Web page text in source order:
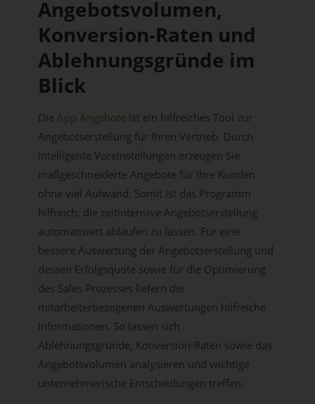
Angebotsvolumen,
Konversion-Raten und
Ablehnungsgründe im
Blick
Die App Angeboteist ein hilfreiches Tool zur
Angebotserstellung für Ihren Vertrieb. Durch
intelligente Voreinstellungen erzeugen Sie
maßgeschneiderte Angebote für Ihre Kunden
ohne viel Aufwand. Somit ist das Programm
hilfreich, die zeitintensive Angebotserstellung
automatisiert ablaufen zu lassen. Für eine
bessere Auswertung der Angebotserstellung und
dessen Erfolgsquote sowie für die Optimierung
des Sales Prozesses liefern die
mitarbeiterbezogenen Auswertungen hilfreiche
Informationen. So lassen sich
Ablehnungsgründe, Konversion-Raten sowie das
Angebotsvolumen analysieren und wichtige
unternehmerische Entscheidungen treffen.